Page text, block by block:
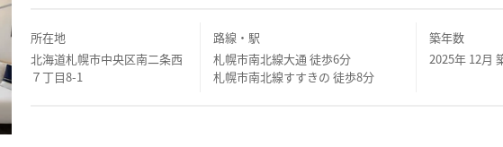
所在地
北海道札幌市中央区南二条西
７丁目8-1
路線・駅
札幌市南北線大通 徒歩6分
札幌市南北線すすきの 徒歩8分
築年数
2025年 12月